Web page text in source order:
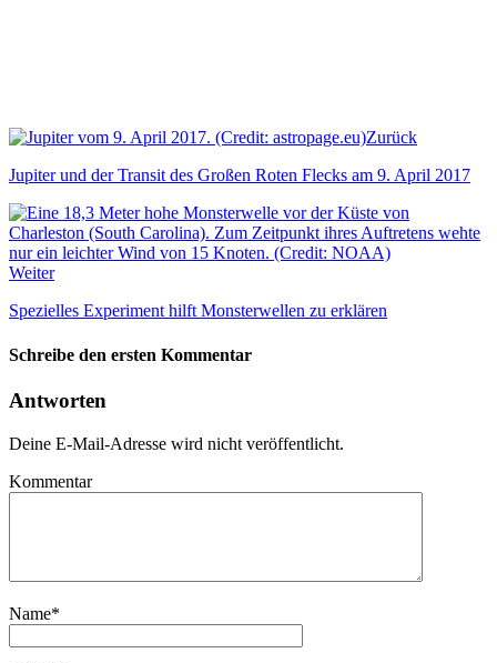
Zurück
Jupiter und der Transit des Großen Roten Flecks am 9. April 2017
Weiter
Spezielles Experiment hilft Monsterwellen zu erklären
Schreibe den ersten Kommentar
Antworten
Deine E-Mail-Adresse wird nicht veröffentlicht.
Kommentar
Name*